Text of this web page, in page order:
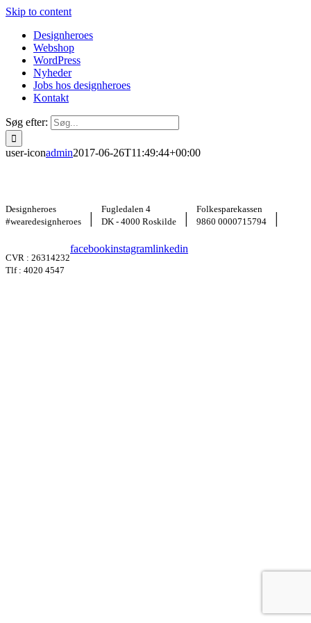
Skip to content
Designheroes
Webshop
WordPress
Nyheder
Jobs hos designheroes
Kontakt
Søg efter:
user-iconadmin2017-06-26T11:49:44+00:00
Designheroes
#wearedesignheroes
|
Fugledalen 4
DK - 4000 Roskilde
|
Folkesparekassen
9860 0000715794
|
CVR : 26314232
Tlf : 4020 4547
facebookinstagramlinkedin